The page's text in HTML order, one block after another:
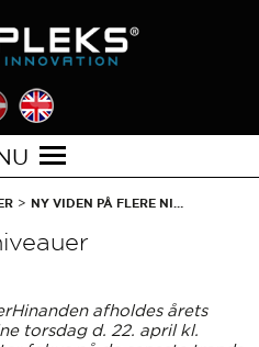
> NY VIDEN PÅ FLERE NI…
afholdes årets
torsdag d. 22. april kl.